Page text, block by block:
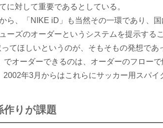
に対して重要であるとしている。
ら、「NIKE iD」も当然その一環であり、
ーズのオーダーというシステムを提示する
てほしいというのが、そもそもの発想であ
オーダーできるのは、オーダーのフロー
年3月からはこれらにサッカー用スパイ
作りが課題